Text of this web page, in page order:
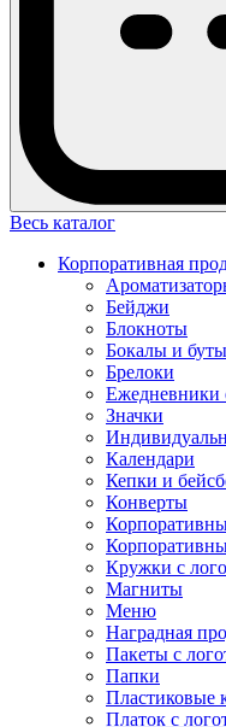
Весь каталог
Корпоративная
Бейджи
Блокноты
Бокалы и
Брелоки
Ежедневники
Значки
Календари
Кепки и
Конверты
Кружки с
Магниты
Меню
Наградная
Пакеты с
Папки
Пластиковые
Платок с